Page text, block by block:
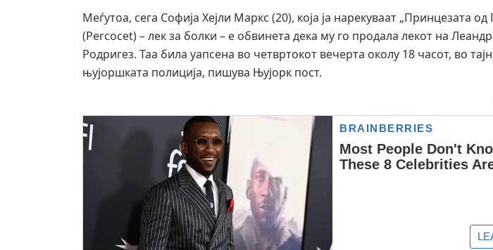
Меѓутоа, сега Софија Хејли Маркс (20), која ја нарекуваат „Принцезата од
(Percocet) – лек за болки – е обвинета дека му го продала лекот на
Родригез. Таа била уапсена во четвртокот вечерта околу 18 часот, во
њујоршката полиција, пишува Њујорк пост.